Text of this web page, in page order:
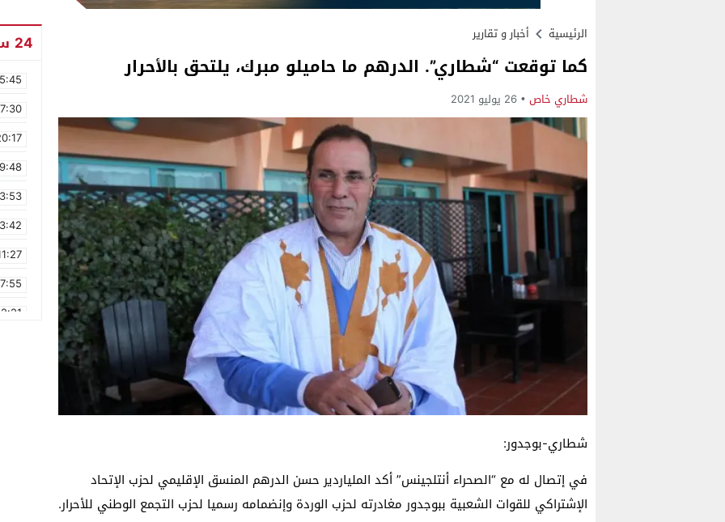
الرئيسية أخبار و تقارير
كما توقعت “شطاري”. الدرهم ما حاميلو مبرك، يلتحق بالأحرار
شطاري خاص 26 يوليو 2021
شطاري-بوجدور:
في إتصال له مع “الصحراء أنتلجينس” أكد الملياردير حسن الدرهم المنسق الإقليمي لحزب الإتحاد
الإشتراكي للقوات الشعبية ببوجدور مغادرته لحزب الوردة وإنضمامه رسميا لحزب التجمع الوطني للأحرار.
24 ساعة